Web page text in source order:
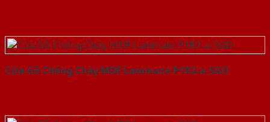
Cửa Gỗ Chống Cháy MDF Laminate P1R2-a-SGD